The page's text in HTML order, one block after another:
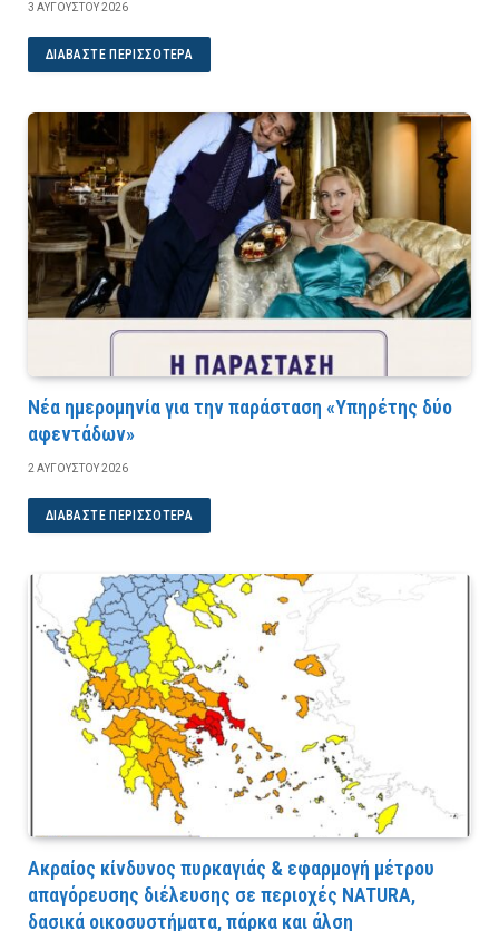
3 ΑΥΓΟΎΣΤΟΥ 2026
ΔΙΑΒΆΣΤΕ ΠΕΡΙΣΣΌΤΕΡΑ
Νέα ημερομηνία για την παράσταση «Υπηρέτης δύο
αφεντάδων»
2 ΑΥΓΟΎΣΤΟΥ 2026
ΔΙΑΒΆΣΤΕ ΠΕΡΙΣΣΌΤΕΡΑ
Ακραίος κίνδυνος πυρκαγιάς & εφαρμογή μέτρου
απαγόρευσης διέλευσης σε περιοχές NATURA,
δασικά οικοσυστήματα, πάρκα και άλση